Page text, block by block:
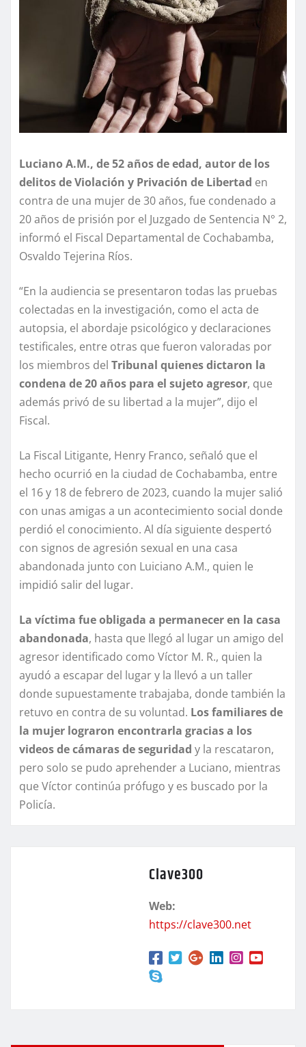
Luciano A.M., de 52 años de edad, autor de los
delitos de Violación y Privación de Libertad en
contra de una mujer de 30 años, fue condenado a
20 años de prisión por el Juzgado de Sentencia N° 2,
informó el Fiscal Departamental de Cochabamba,
Osvaldo Tejerina Ríos.
“En la audiencia se presentaron todas las pruebas
colectadas en la investigación, como el acta de
autopsia, el abordaje psicológico y declaraciones
testificales, entre otras que fueron valoradas por
los miembros del Tribunal quienes dictaron la
condena de 20 años para el sujeto agresor, que
además privó de su libertad a la mujer”, dijo el
Fiscal.
La Fiscal Litigante, Henry Franco, señaló que el
hecho ocurrió en la ciudad de Cochabamba, entre
el 16 y 18 de febrero de 2023, cuando la mujer salió
con unas amigas a un acontecimiento social donde
perdió el conocimiento. Al día siguiente despertó
con signos de agresión sexual en una casa
abandonada junto con Luiciano A.M., quien le
impidió salir del lugar.
La víctima fue obligada a permanecer en la casa
abandonada, hasta que llegó al lugar un amigo del
agresor identificado como Víctor M. R., quien la
ayudó a escapar del lugar y la llevó a un taller
donde supuestamente trabajaba, donde también la
retuvo en contra de su voluntad. Los familiares de
la mujer lograron encontrarla gracias a los
videos de cámaras de seguridad y la rescataron,
pero solo se pudo aprehender a Luciano, mientras
que Víctor continúa prófugo y es buscado por la
Policía.
Clave300
Web:
https://clave300.net